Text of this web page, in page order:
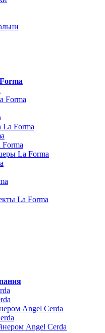
Forma
Forma
La Forma
La Forma
Angel Cerda
Angel Cerda